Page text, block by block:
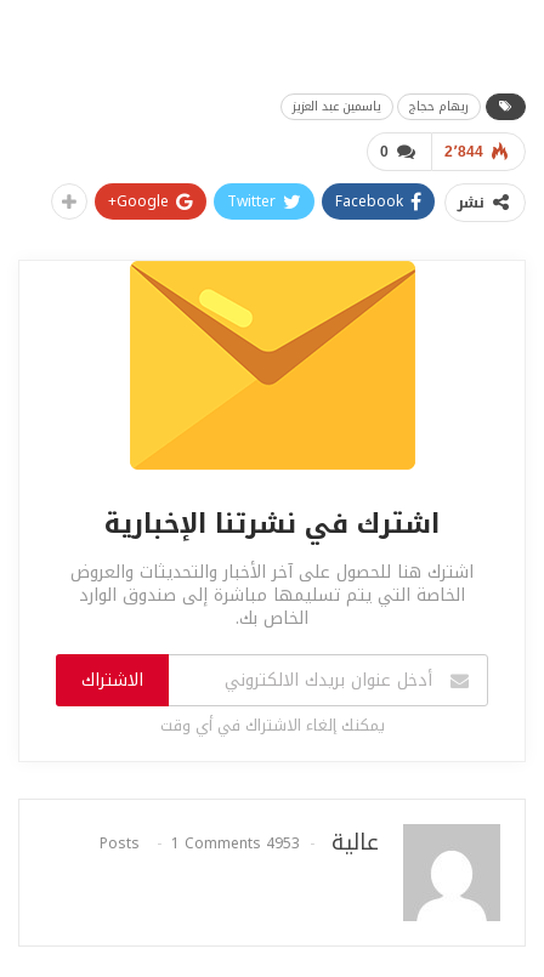
ريهام حجاج ياسمين عبد العزيز
0 2٬844
نشر Facebook
Twitter
Google+
اشترك في نشرتنا الإخبارية
اشترك هنا للحصول على آخر الأخبار والتحديثات والعروض
الخاصة التي يتم تسليمها مباشرة إلى صندوق الوارد
الخاص بك.
الاشتراك
يمكنك إلغاء الاشتراك في أي وقت
عالية 4953 Posts
1 Comments